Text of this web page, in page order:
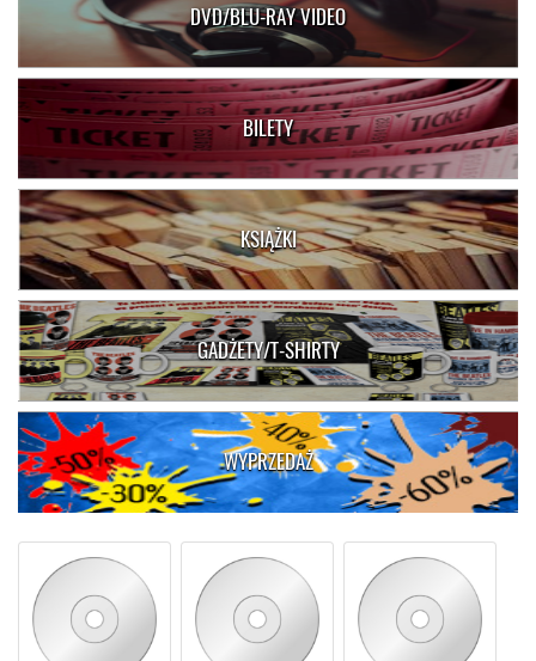
DVD/BLU-RAY VIDEO
BILETY
KSIĄŻKI
GADŻETY/T-SHIRTY
WYPRZEDAŻ